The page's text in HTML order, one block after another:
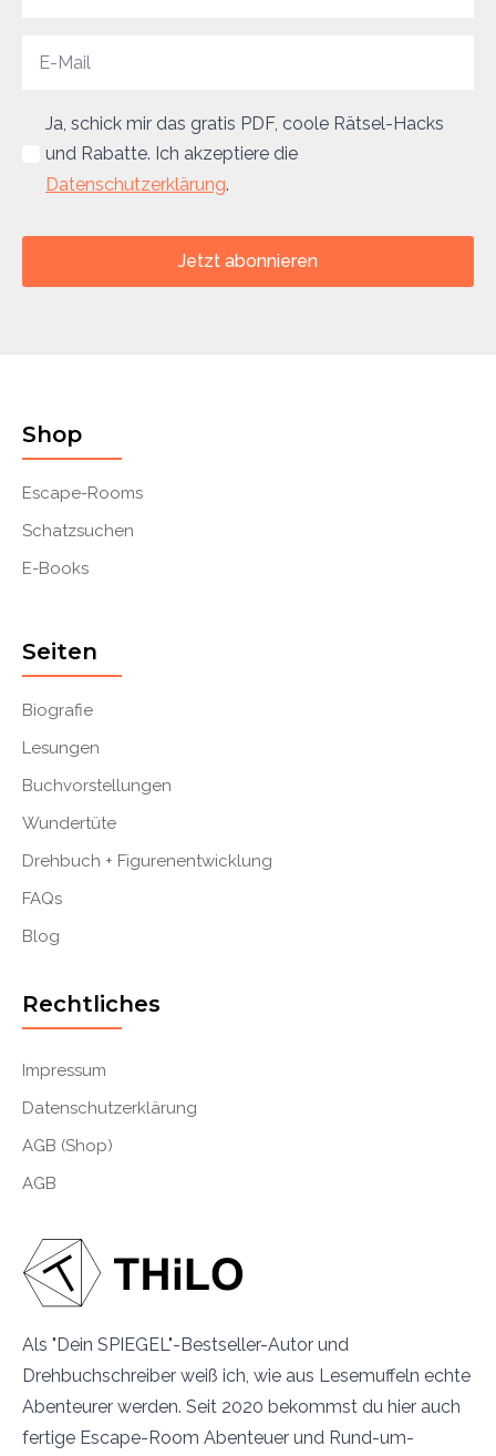
Ja, schick mir das gratis PDF, coole Rätsel-Hacks
und Rabatte. Ich akzeptiere die
Datenschutzerklärung.
Jetzt abonnieren
Als "Dein SPIEGEL"-Bestseller-Autor und
Drehbuchschreiber weiß ich, wie aus Lesemuffeln echte
Abenteurer werden. Seit 2020 bekommst du hier auch
fertige Escape-Room Abenteuer und Rund-um-
Shop
Escape-Rooms
Schatzsuchen
E-Books
Seiten
Biografie
Lesungen
Buchvorstellungen
Wundertüte
Drehbuch + Figurenentwicklung
FAQs
Blog
Rechtliches
Impressum
Datenschutzerklärung
AGB (Shop)
AGB